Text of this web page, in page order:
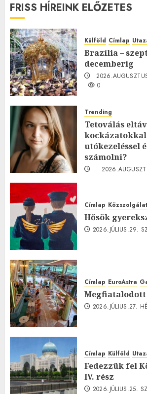
FRISS HÍREINK ELŐZETES
Külföld Címlap
Brazília –
decemberig
0
Trending
Tetoválás
kockázatokkal
utókezeléssel
számolni?
Címlap
Hősök
2026.JÚLIUS.29.
Címlap EuroAstra
Megfiatalodott
2026.JÚLIUS.27.
Címlap Külföld
Fedezzük fel
IV. rész
2026.JÚLIUS.25.